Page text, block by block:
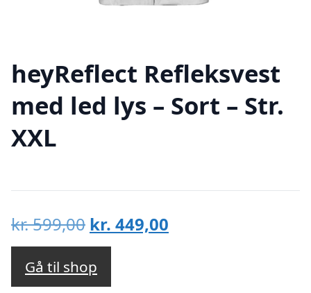
heyReflect Refleksvest
med led lys – Sort – Str.
XXL
kr.599,00 Den
oprindelige
pris
kr. 449,00
Gå til shop